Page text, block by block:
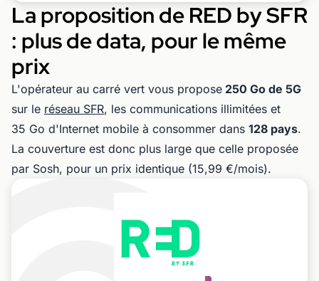
La proposition de RED by SFR
: plus de data, pour le même
prix
L'opérateur au carré vert vous propose 250 Go de 5G
sur le réseau SFR, les communications illimitées et
35 Go d'Internet mobile à consommer dans 128 pays.
La couverture est donc plus large que celle proposée
par Sosh, pour un prix identique (15,99 €/mois).